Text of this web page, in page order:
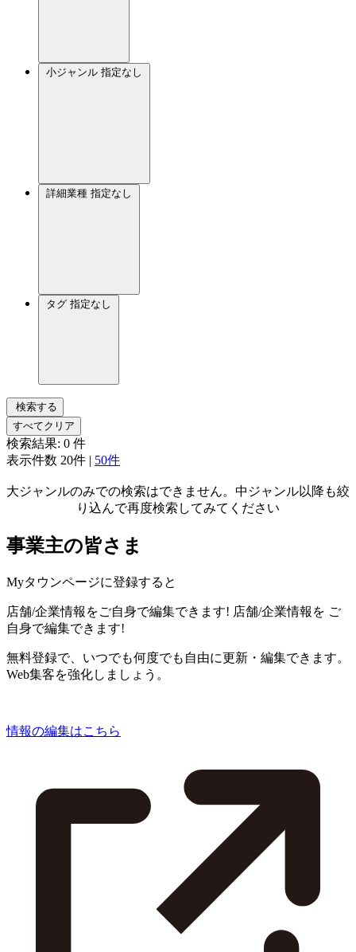
小ジャンル 指定なし
詳細業種 指定なし
タグ 指定なし
検索する
すべてクリア
検索結果: 0 件
表示件数 20件 | 50件
大ジャンルのみでの検索はできません。中ジャンル以降も絞
り込んで再度検索してみてください
事業主の皆さま
Myタウンページに登録すると
店舗/企業情報をご自身で編集できます! 店舗/企業情報を ご
自身で編集できます!
無料登録で、いつでも何度でも自由に更新・編集できます。
Web集客を強化しましょう。
情報の編集はこちら